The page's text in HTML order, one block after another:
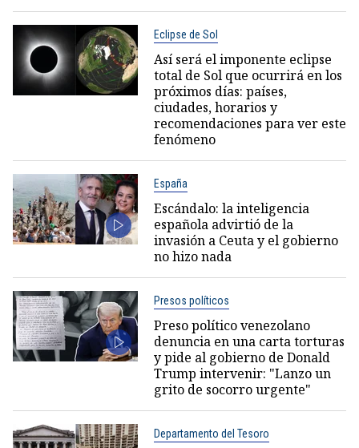
Eclipse de Sol
Así será el imponente eclipse
total de Sol que ocurrirá en los
próximos días: países,
ciudades, horarios y
recomendaciones para ver este
fenómeno
España
Escándalo: la inteligencia
española advirtió de la
invasión a Ceuta y el gobierno
no hizo nada
Presos políticos
Preso político venezolano
denuncia en una carta torturas
y pide al gobierno de Donald
Trump intervenir: "Lanzo un
grito de socorro urgente"
Departamento del Tesoro